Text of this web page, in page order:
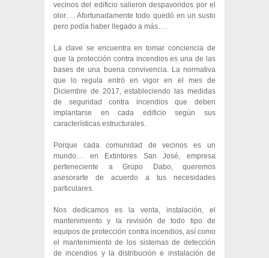
vecinos del edificio salieron despavoridos por el
olor…. Afortunadamente todo quedó en un susto
pero podía haber llegado a más….
La clave se encuentra en tomar conciencia de
que la protección contra incendios es una de las
bases de una buena convivencia. La normativa
que lo regula entró en vigor en el mes de
Diciembre de 2017, estableciendo las medidas
de seguridad contra incendios que deben
implantarse en cada edificio según sus
características estructurales.
Porque cada comunidad de vecinos es un
mundo… en Extintores San José, empresa
perteneciente a Grupo Dabo, queremos
asesorarte de acuerdo a tus necesidades
particulares.
Nos dedicamos es la venta, instalación, el
mantenimiento y la revisión de todo tipo de
equipos de protección contra incendios, así como
el mantenimiento de los sistemas de detección
de incendios y la distribución e instalación de